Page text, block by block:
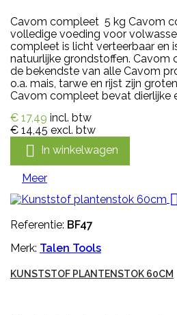
Cavom compleet 5 kg Cavom
volledige voeding voor
compleet is licht verteerbaar en
natuurlijke grondstoffen. Cavom
de bekendste van alle Cavom
o.a. mais, tarwe en rijst zijn
Cavom compleet bevat dierlijke
€ 17,49 incl. btw
€ 14,45 excl. btw
 In winkelwagen
Meer
Referentie: BF47
Merk: Talen Tools
KUNSTSTOF PLANTENSTOK 60CM